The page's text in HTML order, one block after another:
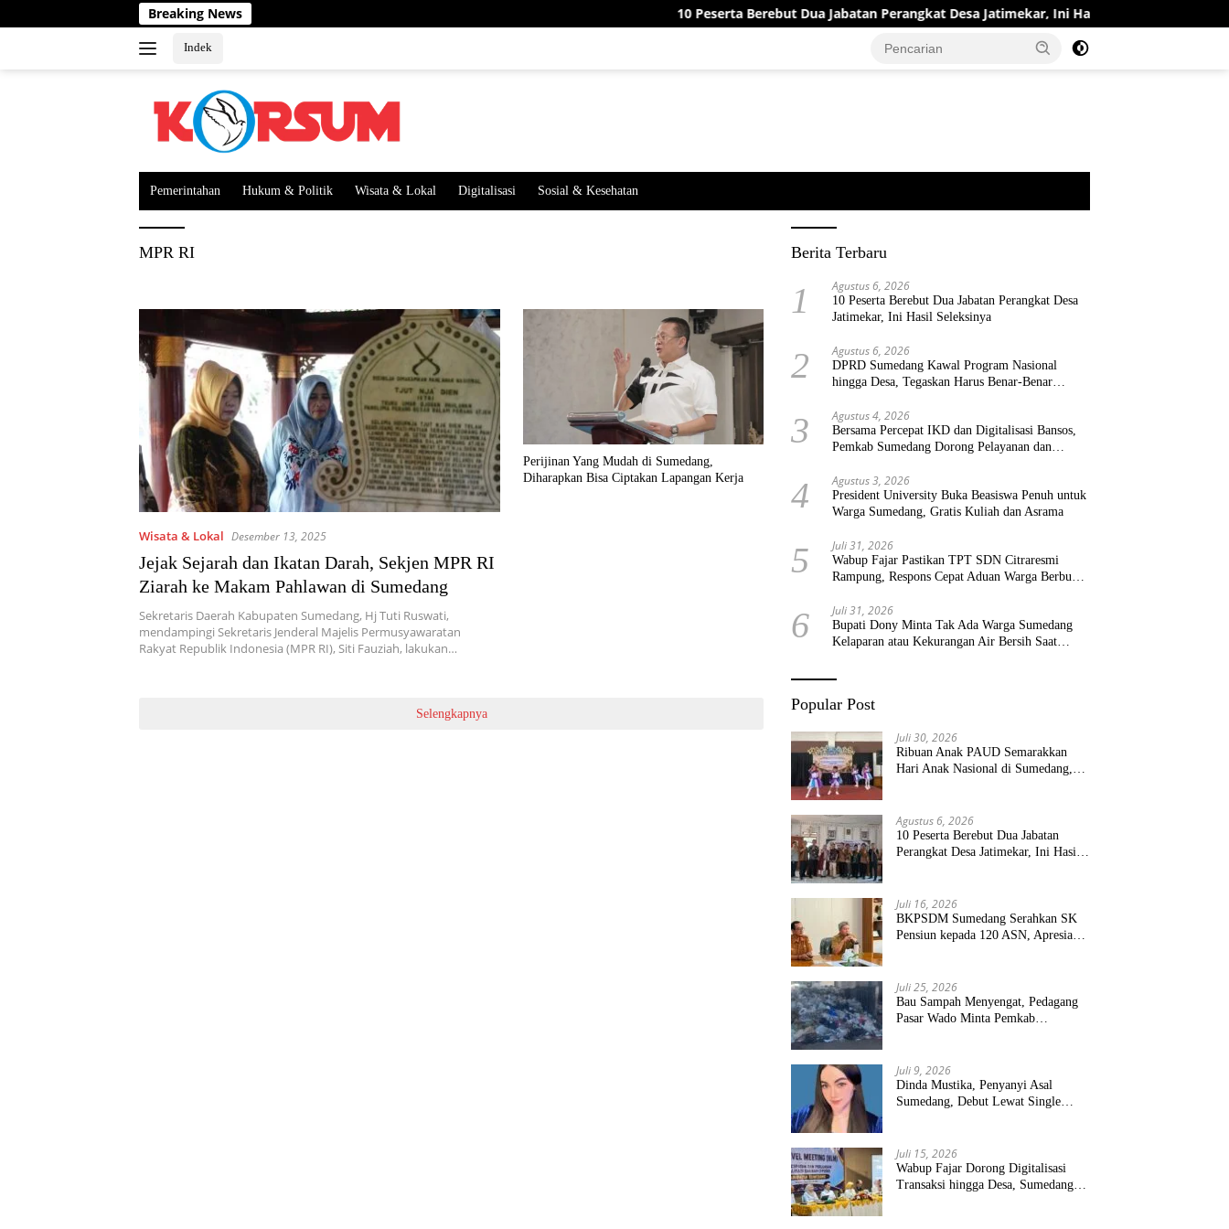
ke
Breaking News 10 Peserta Berebut Dua Jabatan Perangkat Desa Jatimekar, Ini Hasil Seleksinya
Indek
Pemerintahan Hukum & Politik Wisata & Lokal Digitalisasi Sosial & Kesehatan
MPR RI
Wisata & Lokal Desember 13, 2025
Jejak Sejarah dan Ikatan Darah, Sekjen MPR RI
Ziarah ke Makam Pahlawan di Sumedang
Sekretaris Daerah Kabupaten Sumedang, Hj Tuti Ruswati,
mendampingi Sekretaris Jenderal Majelis Permusyawaratan
Rakyat Republik Indonesia (MPR RI), Siti Fauziah, lakukan…
Perijinan Yang Mudah di Sumedang,
Diharapkan Bisa Ciptakan Lapangan Kerja
Selengkapnya
Berita Terbaru
1 Agustus 6, 2026
10 Peserta Berebut Dua Jabatan Perangkat Desa
Jatimekar, Ini Hasil Seleksinya
2 Agustus 6, 2026
DPRD Sumedang Kawal Program Nasional
hingga Desa, Tegaskan Harus Benar-Benar
3 Agustus 4, 2026
Bersama Percepat IKD dan Digitalisasi Bansos,
Pemkab Sumedang Dorong Pelayanan dan
4 Agustus 3, 2026
President University Buka Beasiswa Penuh untuk
Warga Sumedang, Gratis Kuliah dan Asrama
5 Juli 31, 2026
Wabup Fajar Pastikan TPT SDN Citraresmi
Rampung, Respons Cepat Aduan Warga Berbuah
6 Juli 31, 2026
Bupati Dony Minta Tak Ada Warga Sumedang
Kelaparan atau Kekurangan Air Bersih Saat
Popular Post
Juli 30, 2026
Ribuan Anak PAUD Semarakkan
Hari Anak Nasional di Sumedang,
Agustus 6, 2026
10 Peserta Berebut Dua Jabatan
Perangkat Desa Jatimekar, Ini Hasil
Juli 16, 2026
BKPSDM Sumedang Serahkan SK
Pensiun kepada 120 ASN, Apresiasi
Juli 25, 2026
Bau Sampah Menyengat, Pedagang
Pasar Wado Minta Pemkab
Juli 9, 2026
Dinda Mustika, Penyanyi Asal
Sumedang, Debut Lewat Single
Juli 15, 2026
Wabup Fajar Dorong Digitalisasi
Transaksi hingga Desa, Sumedang